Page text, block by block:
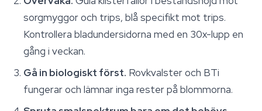
sorgmyggor och trips, blå specifikt mot trips.
Kontrollera bladundersidorna med en 30x-lupp en
gång i veckan.
Gå in biologiskt först. Rovkvalster och BTi
fungerar och lämnar inga rester på blommorna.